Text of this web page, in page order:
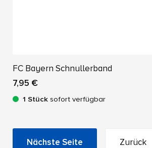
FC Bayern Schnullerband
7,95 €
1 Stück sofort verfügbar
Nächste Seite Zurück